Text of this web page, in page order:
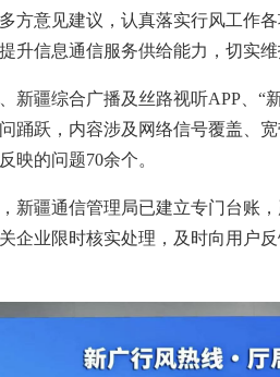
方意见建议，认真落实行风工作
升信息通信服务供给能力，切实维
新疆综合广播及丝路视听APP、“
踊跃，内容涉及网络信号覆盖、
映的问题70余个。
新疆通信管理局已建立专门台账
企业限时核实处理，及时向用户